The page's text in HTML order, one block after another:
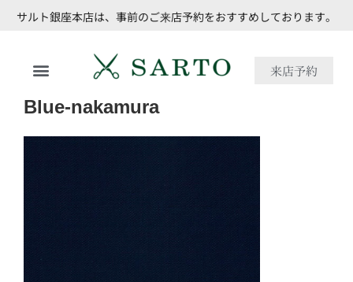
サルト銀座本店は、事前のご来店予約をおすすめしております。
来店予約
Blue-nakamura